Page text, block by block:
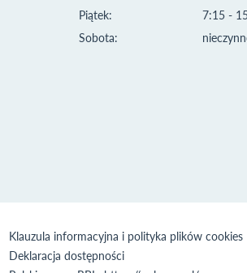
Piątek:
Sobota:
7:15 -
Klauzula informacyjna i polityka plików cookies
Deklaracja dostępności